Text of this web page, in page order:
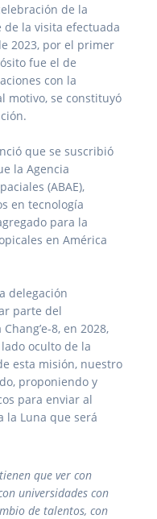
de la
de la visita efectuada
2023, por el primer
fue el de
con la
motivo, se constituyó
que se suscribió
la Agencia
(ABAE),
en tecnología
para la
en América
delegación
parte del
8, en 2028,
oculto de la
esta misión, nuestro
proponiendo y
para enviar al
la Luna que será
que ver con
universidades con
de talentos, con